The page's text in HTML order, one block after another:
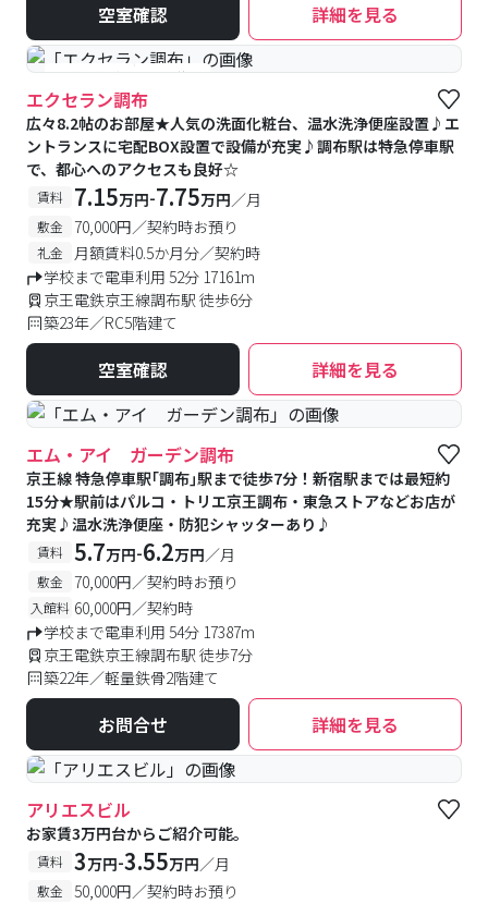
空室確認 詳細を見る
#予約受付中 #空室待ち
エクセラン調布
広々8.2帖のお部屋★人気の洗面化粧台、温水洗浄便座設置♪エ
ントランスに宅配BOX設置で設備が充実♪調布駅は特急停車駅
で、都心へのアクセスも良好☆
賃料 7.15万円-7.75万円／月
敷金 70,000円／契約時お預り
礼金
月額賃料0.5か月分／契約時
学校まで電車利用 52分 17161m
京王電鉄京王線調布駅 徒歩6分
築23年／RC5階建て
空室確認 詳細を見る
エム・アイ ガーデン調布
京王線 特急停車駅｢調布｣駅まで徒歩7分！新宿駅までは最短約
15分★駅前はパルコ・トリエ京王調布・東急ストアなどお店が
充実♪温水洗浄便座・防犯シャッターあり♪
賃料 5.7万円-6.2万円／月
敷金 70,000円／契約時お預り
入館料 60,000円／契約時
学校まで電車利用 54分 17387m
京王電鉄京王線調布駅 徒歩7分
築22年／軽量鉄骨2階建て
お問合せ 詳細を見る
アリエスビル
お家賃3万円台からご紹介可能。
賃料 3万円-3.55万円／月
敷金 50,000円／契約時お預り